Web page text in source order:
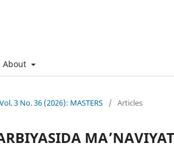
About
Vol. 3 No. 36 (2026): MASTERS / Articles